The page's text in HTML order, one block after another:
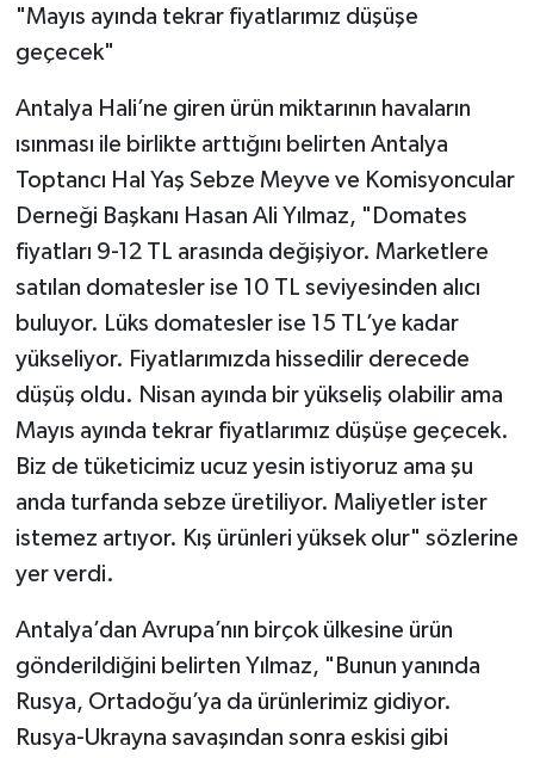
"Mayıs ayında tekrar fiyatlarımız düşüşe
geçecek"
Antalya Hali’ne giren ürün miktarının havaların
ısınması ile birlikte arttığını belirten Antalya
Toptancı Hal Yaş Sebze Meyve ve Komisyoncular
Derneği Başkanı Hasan Ali Yılmaz, "Domates
fiyatları 9-12 TL arasında değişiyor. Marketlere
satılan domatesler ise 10 TL seviyesinden alıcı
buluyor. Lüks domatesler ise 15 TL’ye kadar
yükseliyor. Fiyatlarımızda hissedilir derecede
düşüş oldu. Nisan ayında bir yükseliş olabilir ama
Mayıs ayında tekrar fiyatlarımız düşüşe geçecek.
Biz de tüketicimiz ucuz yesin istiyoruz ama şu
anda turfanda sebze üretiliyor. Maliyetler ister
istemez artıyor. Kış ürünleri yüksek olur" sözlerine
yer verdi.
Antalya’dan Avrupa’nın birçok ülkesine ürün
gönderildiğini belirten Yılmaz, "Bunun yanında
Rusya, Ortadoğu’ya da ürünlerimiz gidiyor.
Rusya-Ukrayna savaşından sonra eskisi gibi